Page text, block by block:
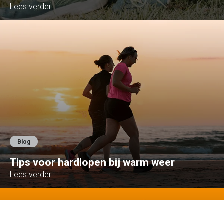
Lees verder
Blog
Tips voor hardlopen bij warm weer
Lees verder